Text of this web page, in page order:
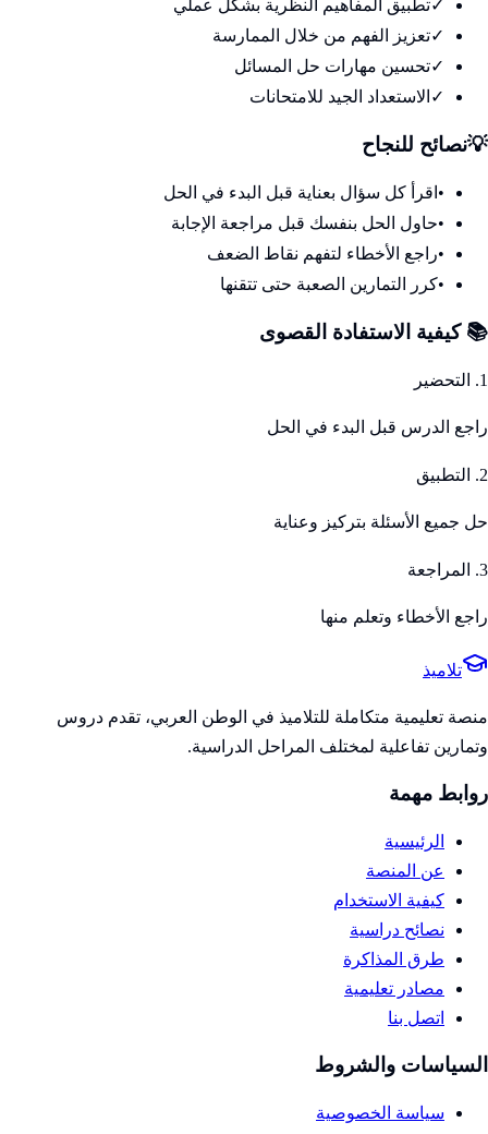
✓تطبيق المفاهيم النظرية بشكل عملي
✓تعزيز الفهم من خلال الممارسة
✓تحسين مهارات حل المسائل
✓ الاستعداد الجيد للامتحانات
💡نصائح للنجاح
• اقرأ كل سؤال بعناية قبل البدء في الحل
•حاول الحل بنفسك قبل مراجعة الإجابة
•راجع الأخطاء لتفهم نقاط الضعف
•كرر التمارين الصعبة حتى تتقنها
📚 كيفية الاستفادة القصوى
1. التحضير
راجع الدرس قبل البدء في الحل
2. التطبيق
حل جميع الأسئلة بتركيز وعناية
3. المراجعة
راجع الأخطاء وتعلم منها
تلاميذ
منصة تعليمية متكاملة للتلاميذ في الوطن العربي، تقدم دروس
وتمارين تفاعلية لمختلف المراحل الدراسية.
روابط مهمة
الرئيسية
عن المنصة
كيفية الاستخدام
نصائح دراسية
طرق المذاكرة
مصادر تعليمية
اتصل بنا
السياسات والشروط
سياسة الخصوصية